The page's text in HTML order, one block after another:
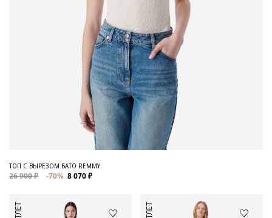
ТОП С ВЫРЕЗОМ БАТО REMMY
26 900 ₽ -70% 8 070 ₽